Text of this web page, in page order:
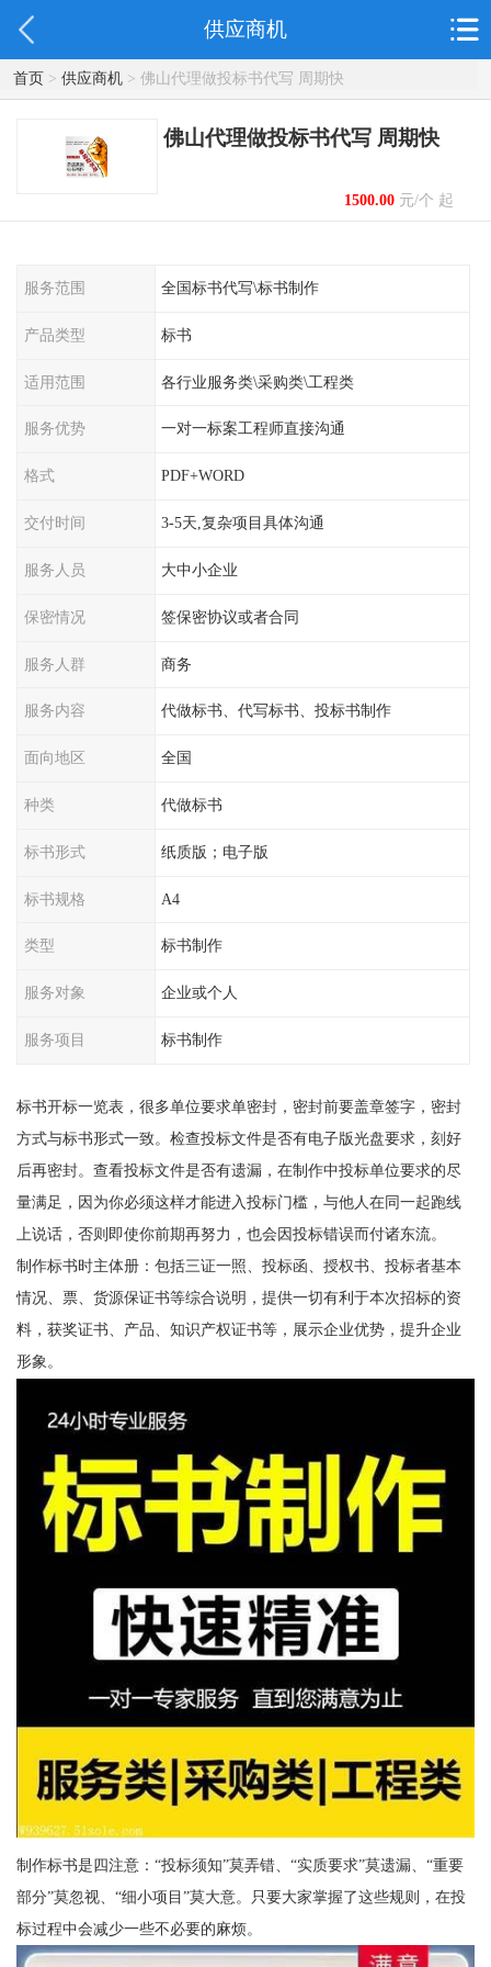
供应商机
首页> 供应商机> 佛山代理做投标书代写 周期快
佛山代理做投标书代写 周期快
1500.00元/个 起
服务范围 全国标书代写\标书制作
产品类型 标书
适用范围 各行业服务类\采购类\工程类
服务优势 一对一标案工程师直接沟通
格式 PDF+WORD
交付时间 3-5天,复杂项目具体沟通
服务人员 大中小企业
保密情况 签保密协议或者合同
服务人群 商务
服务内容 代做标书、代写标书、投标书制作
面向地区 全国
种类 代做标书
标书形式 纸质版；电子版
标书规格 A4
类型 标书制作
服务对象 企业或个人
服务项目 标书制作
标书开标一览表，很多单位要求单密封，密封前要盖章签字，密封
方式与标书形式一致。检查投标文件是否有电子版光盘要求，刻好
后再密封。查看投标文件是否有遗漏，在制作中投标单位要求的尽
量满足，因为你必须这样才能进入投标门槛，与他人在同一起跑线
上说话，否则即使你前期再努力，也会因投标错误而付诸东流。
制作标书时主体册：包括三证一照、投标函、授权书、投标者基本
情况、票、货源保证书等综合说明，提供一切有利于本次招标的资
料，获奖证书、产品、知识产权证书等，展示企业优势，提升企业
形象。
制作标书是四注意：“投标须知”莫弄错、“实质要求”莫遗漏、“重要
部分”莫忽视、“细小项目”莫大意。只要大家掌握了这些规则，在投
标过程中会减少一些不必要的麻烦。